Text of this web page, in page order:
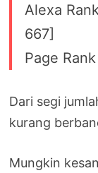
Alexa
667]
Page
Dari segi
kurang
Mungkin